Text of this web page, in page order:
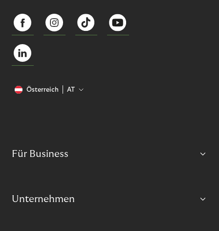
Österreich AT
Für Business
Unternehmen